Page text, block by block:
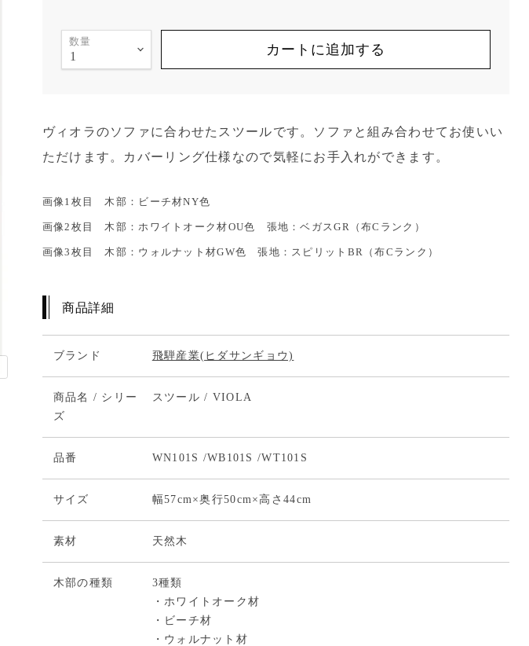
数量 カートに追加する
ヴィオラのソファに合わせたスツールです。ソファと組み合わせてお使いい
ただけます。カバーリング仕様なので気軽にお手入れができます。
画像1枚目 木部：ビーチ材NY色
画像2枚目 木部：ホワイトオーク材OU色 張地：ベガスGR（布Cランク）
画像3枚目 木部：ウォルナット材GW色 張地：スピリットBR（布Cランク）
商品詳細
ブランド 飛騨産業(ヒダサンギョウ)
商品名 / シリー
ズ
スツール / VIOLA
品番 WN101S /WB101S /WT101S
サイズ 幅57cm×奥行50cm×高さ44cm
素材 天然木
木部の種類
3種類
・ホワイトオーク材
・ビーチ材
・ウォルナット材